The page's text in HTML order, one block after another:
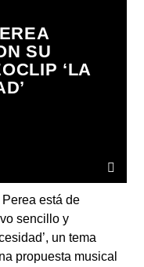
SU
‘LA
está de
sencillo y
un tema
propuesta musical